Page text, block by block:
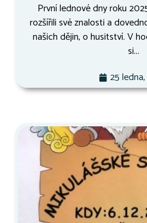
První lednové dny roku
rozšířili své znalosti a
našich dějin, o husitství. V
si...
25